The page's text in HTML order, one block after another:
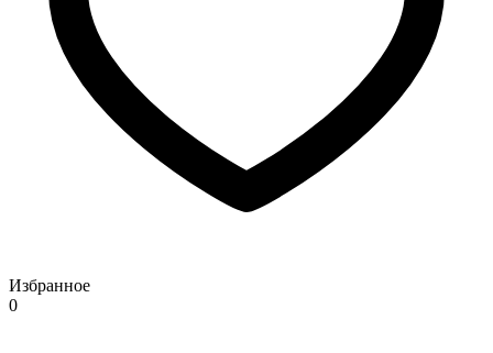
Избранное
0